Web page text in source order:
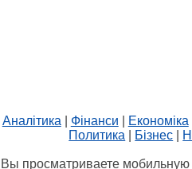
Аналітика Фінанси Економіка
Политика
Бізнес
Вы просматриваете мобильную